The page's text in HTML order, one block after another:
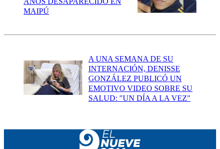
MAIPÚ
A UNA SEMANA DE SU
INTERNACIÓN, DENISSE
GONZÁLEZ PUBLICÓ UN
EMOTIVO VIDEO SOBRE SU
SALUD: "UN DÍA A LA VEZ"